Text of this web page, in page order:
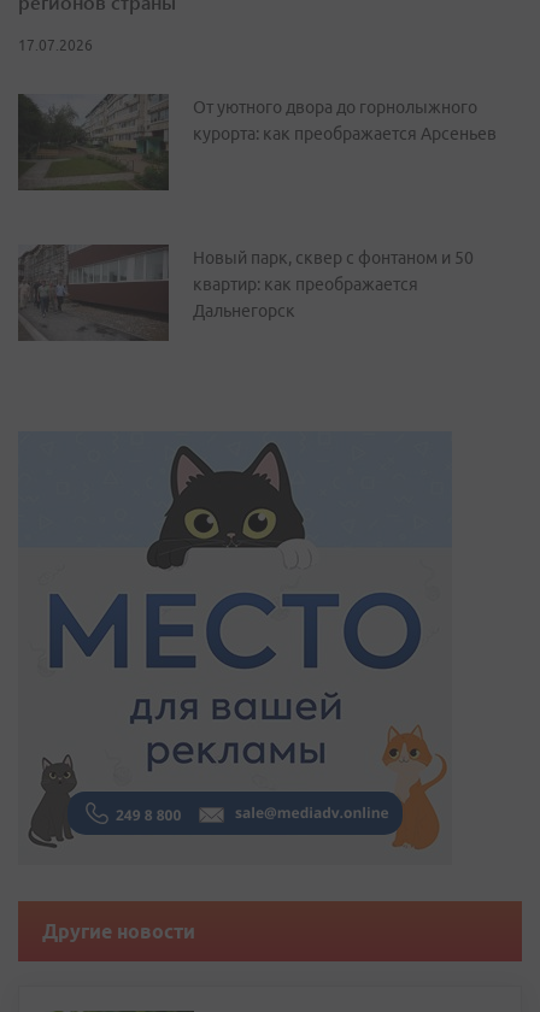
17.07.2026
От уютного двора до горнолыжного
курорта: как преображается Арсеньев
Новый парк, сквер с фонтаном и 50
квартир: как преображается
Дальнегорск
Другие новости